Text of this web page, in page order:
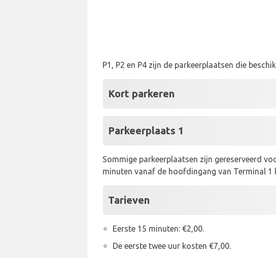
P1, P2 en P4 zijn de parkeerplaatsen die
Kort parkeren
Parkeerplaats 1
Sommige parkeerplaatsen zijn gereserveerd
minuten vanaf de hoofdingang van Terminal 1
Tarieven
Eerste 15 minuten: €2,00.
De eerste twee uur kosten €7,00.